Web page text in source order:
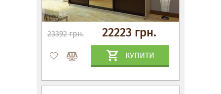
23392 грн. 22223 грн.
КУПИТИ